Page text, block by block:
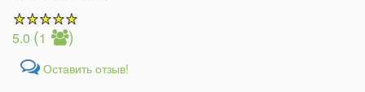
5.0 (1 )
Оставить отзыв!